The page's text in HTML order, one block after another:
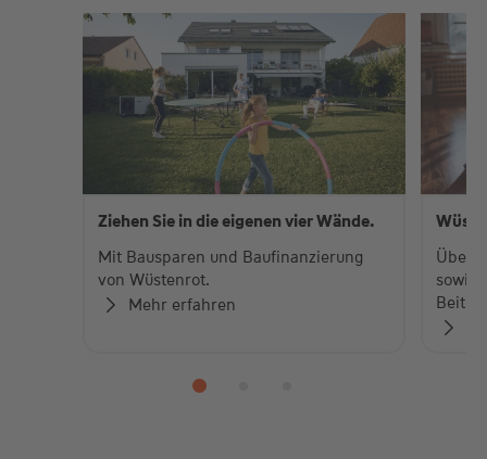
Ziehen Sie in die eigenen vier Wände.
Mit Bausparen und Baufinanzierung
von Wüstenrot.
Mehr erfahren
Über
sowie